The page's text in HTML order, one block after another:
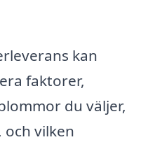
kan
faktorer,
du väljer,
vilken